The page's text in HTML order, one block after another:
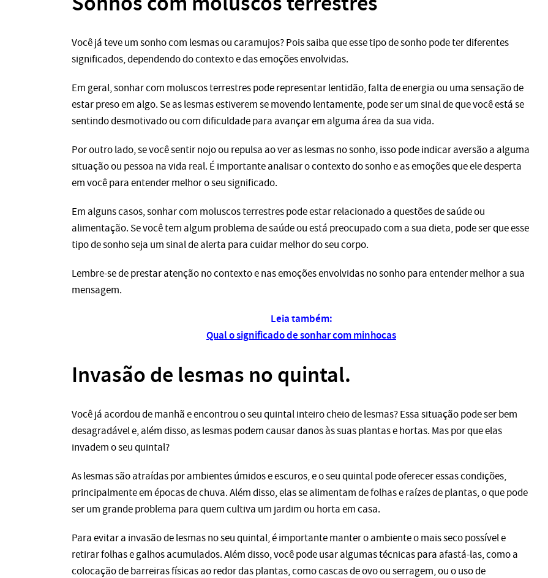
Você já teve um sonho com lesmas ou caramujos? Pois saiba que esse tipo de sonho pode ter diferentes
significados, dependendo do contexto e das emoções envolvidas.
Em geral, sonhar com moluscos terrestres pode representar lentidão, falta de energia ou uma sensação de
estar preso em algo. Se as lesmas estiverem se movendo lentamente, pode ser um sinal de que você está se
sentindo desmotivado ou com dificuldade para avançar em alguma área da sua vida.
Por outro lado, se você sentir nojo ou repulsa ao ver as lesmas no sonho, isso pode indicar aversão a alguma
situação ou pessoa na vida real. É importante analisar o contexto do sonho e as emoções que ele desperta
em você para entender melhor o seu significado.
Em alguns casos, sonhar com moluscos terrestres pode estar relacionado a questões de saúde ou
alimentação. Se você tem algum problema de saúde ou está preocupado com a sua dieta, pode ser que esse
tipo de sonho seja um sinal de alerta para cuidar melhor do seu corpo.
Lembre-se de prestar atenção no contexto e nas emoções envolvidas no sonho para entender melhor a sua
mensagem.
Leia também:
Qual o significado de sonhar com minhocas
Invasão de lesmas no quintal.
Você já acordou de manhã e encontrou o seu quintal inteiro cheio de lesmas? Essa situação pode ser bem
desagradável e, além disso, as lesmas podem causar danos às suas plantas e hortas. Mas por que elas
invadem o seu quintal?
As lesmas são atraídas por ambientes úmidos e escuros, e o seu quintal pode oferecer essas condições,
principalmente em épocas de chuva. Além disso, elas se alimentam de folhas e raízes de plantas, o que pode
ser um grande problema para quem cultiva um jardim ou horta em casa.
Para evitar a invasão de lesmas no seu quintal, é importante manter o ambiente o mais seco possível e
retirar folhas e galhos acumulados. Além disso, você pode usar algumas técnicas para afastá-las, como a
colocação de barreiras físicas ao redor das plantas, como cascas de ovo ou serragem, ou o uso de